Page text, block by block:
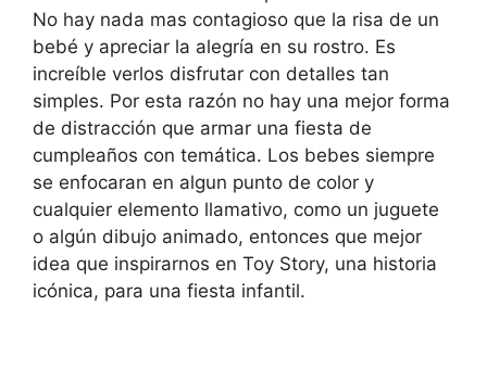
No hay nada mas contagioso que la risa de un
bebé y apreciar la alegría en su rostro. Es
increíble verlos disfrutar con detalles tan
simples. Por esta razón no hay una mejor forma
de distracción que armar una fiesta de
cumpleaños con temática. Los bebes siempre
se enfocaran en algun punto de color y
cualquier elemento llamativo, como un juguete
o algún dibujo animado, entonces que mejor
idea que inspirarnos en Toy Story, una historia
icónica, para una fiesta infantil.